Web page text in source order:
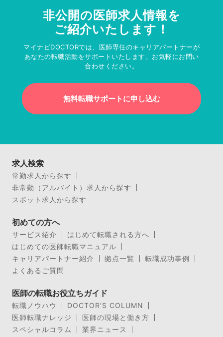
非公開の医師求人情報を
ご紹介いたします！
マイナビDOCTORでは、医師専任のキャリアパートナーが
あなたの転職活動をサポートいたします。お気軽にお問い
合わせください。
無料転職サポートに申し込む
求人検索
常勤求人から探す
非常勤（アルバイト）求人から探す
スポット求人から探す
初めての方へ
サービス紹介
はじめて転職される方へ
はじめての医師転職マニュアル
キャリアパートナー紹介
拠点一覧
転職成功事例
よくあるご質問
医師の転職お役立ちガイド
転職ノウハウ
DOCTOR’S COLUMN
医師転職ナレッジ
医師の現場と働き方
スペシャルコラム
業界ニュース